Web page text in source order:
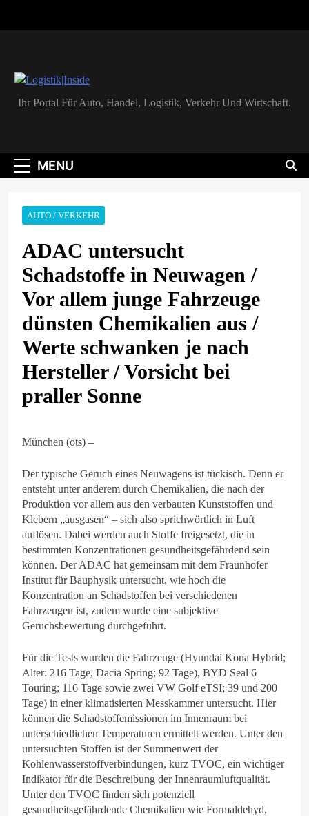
Logistik|Inside
Ihr Portal Für Auto, Handel, Logistik, Verkehr Und Wirtschaft.
MENU
AUTO / VERKEHR
ADAC untersucht
Schadstoffe in Neuwagen /
Vor allem junge Fahrzeuge
dünsten Chemikalien aus /
Werte schwanken je nach
Hersteller / Vorsicht bei
praller Sonne
München (ots) –
Der typische Geruch eines Neuwagens ist tückisch. Denn er
entsteht unter anderem durch Chemikalien, die nach der
Produktion vor allem aus den verbauten Kunststoffen und
Klebern „ausgasen“ – sich also sprichwörtlich in Luft
auflösen. Dabei werden auch Stoffe freigesetzt, die in
bestimmten Konzentrationen gesundheitsgefährdend sein
können. Der ADAC hat gemeinsam mit dem Fraunhofer
Institut für Bauphysik untersucht, wie hoch die
Konzentration an Schadstoffen bei verschiedenen
Fahrzeugen ist, zudem wurde eine subjektive
Geruchsbewertung durchgeführt.
Für die Tests wurden die Fahrzeuge (Hyundai Kona Hybrid;
Alter: 216 Tage, Dacia Spring; 92 Tage), BYD Seal 6
Touring; 116 Tage sowie zwei VW Golf eTSI; 39 und 200
Tage) in einer klimatisierten Messkammer untersucht. Hier
können die Schadstoffemissionen im Innenraum bei
unterschiedlichen Temperaturen ermittelt werden. Unter den
untersuchten Stoffen ist der Summenwert der
Kohlenwasserstoffverbindungen, kurz TVOC, ein wichtiger
Indikator für die Beschreibung der Innenraumluftqualität.
Unter den TVOC finden sich potenziell
gesundheitsgefährdende Chemikalien wie Formaldehyd,